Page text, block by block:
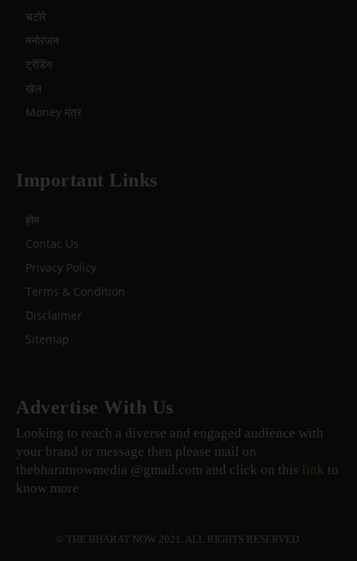
चटोरे
मनोरंजन
ट्रेंडिंग
खेल
Money मंत्र
Important Links
होम
Contac Us
Privacy Policy
Terms & Condition
Disclaimer
Sitemap
Advertise With Us
Looking to reach a diverse and engaged audience with
your brand or message then please mail on
thebharatnowmedia @gmail.com and click on this link to
know more
© THE BHARAT NOW 2021. ALL RIGHTS RESERVED.